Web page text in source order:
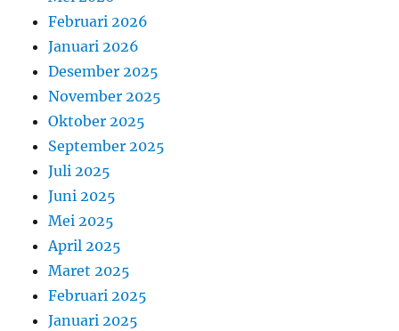
Februari 2026
Januari 2026
Desember 2025
November 2025
Oktober 2025
September 2025
Juli 2025
Juni 2025
Mei 2025
April 2025
Maret 2025
Februari 2025
Januari 2025